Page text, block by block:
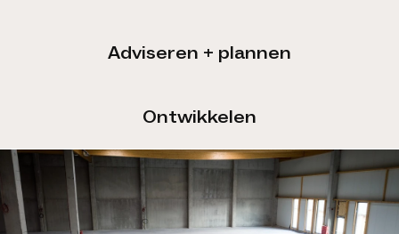
Adviseren + plannen
Ontwikkelen